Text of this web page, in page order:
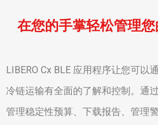
在您的手掌轻松管理
LIBERO Cx BLE 应用程序让您可以
冷链运输有全面的了解和控制。通
管理稳定性预算、下载报告、管理